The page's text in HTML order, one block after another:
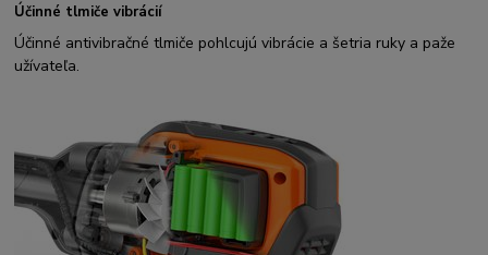
Účinné tlmiče vibrácií
Účinné antivibračné tlmiče pohlcujú vibrácie a šetria ruky a paže
užívateľa.